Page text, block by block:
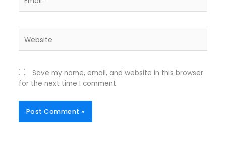
Save my name, email, and website in this browser
for the next time I comment.